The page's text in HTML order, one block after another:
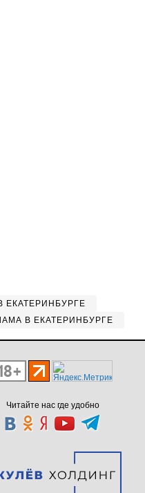
ЕКАТЕРИНБУРГЕ
В ЕКАТЕРИНБУРГЕ
Читайте нас где удобно